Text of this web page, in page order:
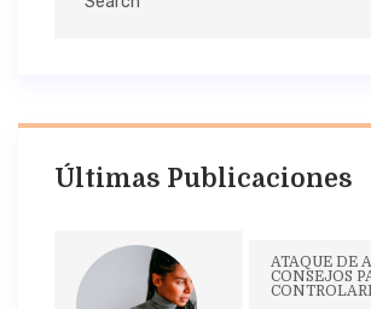
Últimas Publicaciones
ATAQUE DE
CONSEJOS